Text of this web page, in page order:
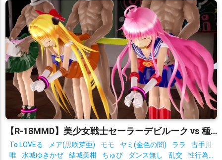
【R-18MMD】美少女戦士セーラーデビルーク vs 種付けおじさん星人 After
To LOVEる メア(黒咲芽亜) モモ ヤミ(金色の闇) ララ
古手川
唯
水城ゆきかぜ 結城美柑 ちゅぴ ダンス無し 乱交
性行為